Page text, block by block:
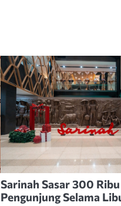
Sarinah Sasar 300 Ribu
Pengunjung Selama